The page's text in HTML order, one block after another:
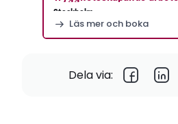
Stockholm
Läs mer och boka
Dela via: